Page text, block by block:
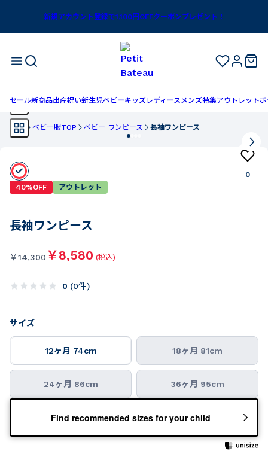
新規アカウント登録で1,100円OFFクーポンプレゼント！
セール新商品出産祝い新生児ベビーキッズ レディースメンズ特集アウトレットボ
TOP ベビー服TOP ベビー ワンピース 長袖ワンピース
0
40%OFF
アウトレット
長袖ワンピース
￥14,300￥8,580 (税込)
0 (0件)
サイズ
12ヶ月 74cm 18ヶ月 81cm
24ヶ月 86cm 36ヶ月 95cm
Find recommended sizes for your child